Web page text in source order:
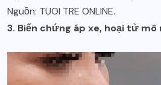
Nguồn: TUOI TRE ONLINE.
3. Biến chứng áp xe, hoại tử mô